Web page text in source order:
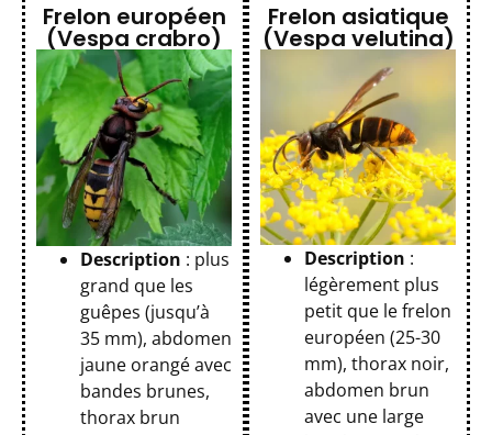
Frelon européen
(Vespa crabro)
Description : plus
grand que les
guêpes (jusqu’à
35 mm), abdomen
jaune orangé avec
bandes brunes,
thorax brun
Frelon asiatique
(Vespa velutina)
Description :
légèrement plus
petit que le frelon
européen (25-30
mm), thorax noir,
abdomen brun
avec une large